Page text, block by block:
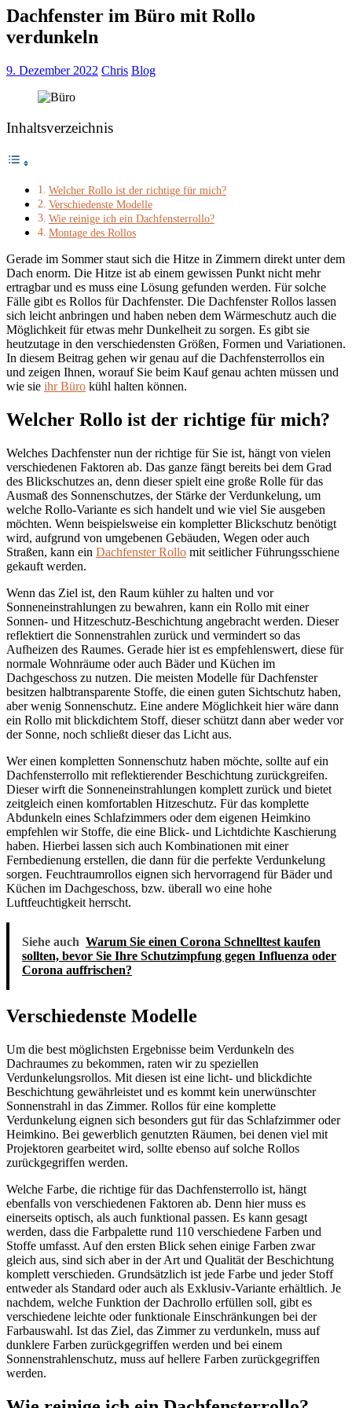
Dachfenster im Büro mit Rollo
verdunkeln
9. Dezember 2022 Chris Blog
Inhaltsverzeichnis
Welcher Rollo ist der richtige für mich?
Verschiedenste Modelle
Wie reinige ich ein Dachfensterrollo?
Montage des Rollos
Gerade im Sommer staut sich die Hitze in Zimmern direkt unter dem
Dach enorm. Die Hitze ist ab einem gewissen Punkt nicht mehr
ertragbar und es muss eine Lösung gefunden werden. Für solche
Fälle gibt es Rollos für Dachfenster. Die Dachfenster Rollos lassen
sich leicht anbringen und haben neben dem Wärmeschutz auch die
Möglichkeit für etwas mehr Dunkelheit zu sorgen. Es gibt sie
heutzutage in den verschiedensten Größen, Formen und Variationen.
In diesem Beitrag gehen wir genau auf die Dachfensterrollos ein
und zeigen Ihnen, worauf Sie beim Kauf genau achten müssen und
wie sie ihr Büro kühl halten können.
Welcher Rollo ist der richtige für mich?
Welches Dachfenster nun der richtige für Sie ist, hängt von vielen
verschiedenen Faktoren ab. Das ganze fängt bereits bei dem Grad
des Blickschutzes an, denn dieser spielt eine große Rolle für das
Ausmaß des Sonnenschutzes, der Stärke der Verdunkelung, um
welche Rollo-Variante es sich handelt und wie viel Sie ausgeben
möchten. Wenn beispielsweise ein kompletter Blickschutz benötigt
wird, aufgrund von umgebenen Gebäuden, Wegen oder auch
Straßen, kann ein Dachfenster Rollo mit seitlicher Führungsschiene
gekauft werden.
Wenn das Ziel ist, den Raum kühler zu halten und vor
Sonneneinstrahlungen zu bewahren, kann ein Rollo mit einer
Sonnen- und Hitzeschutz-Beschichtung angebracht werden. Dieser
reflektiert die Sonnenstrahlen zurück und vermindert so das
Aufheizen des Raumes. Gerade hier ist es empfehlenswert, diese für
normale Wohnräume oder auch Bäder und Küchen im
Dachgeschoss zu nutzen. Die meisten Modelle für Dachfenster
besitzen halbtransparente Stoffe, die einen guten Sichtschutz haben,
aber wenig Sonnenschutz. Eine andere Möglichkeit hier wäre dann
ein Rollo mit blickdichtem Stoff, dieser schützt dann aber weder vor
der Sonne, noch schließt dieser das Licht aus.
Wer einen kompletten Sonnenschutz haben möchte, sollte auf ein
Dachfensterrollo mit reflektierender Beschichtung zurückgreifen.
Dieser wirft die Sonneneinstrahlungen komplett zurück und bietet
zeitgleich einen komfortablen Hitzeschutz. Für das komplette
Abdunkeln eines Schlafzimmers oder dem eigenen Heimkino
empfehlen wir Stoffe, die eine Blick- und Lichtdichte Kaschierung
haben. Hierbei lassen sich auch Kombinationen mit einer
Fernbedienung erstellen, die dann für die perfekte Verdunkelung
sorgen. Feuchtraumrollos eignen sich hervorragend für Bäder und
Küchen im Dachgeschoss, bzw. überall wo eine hohe
Luftfeuchtigkeit herrscht.
Siehe auch Warum Sie einen Corona Schnelltest kaufen
sollten, bevor Sie Ihre Schutzimpfung gegen Influenza oder
Corona auffrischen?
Verschiedenste Modelle
Um die best möglichsten Ergebnisse beim Verdunkeln des
Dachraumes zu bekommen, raten wir zu speziellen
Verdunkelungsrollos. Mit diesen ist eine licht- und blickdichte
Beschichtung gewährleistet und es kommt kein unerwünschter
Sonnenstrahl in das Zimmer. Rollos für eine komplette
Verdunkelung eignen sich besonders gut für das Schlafzimmer oder
Heimkino. Bei gewerblich genutzten Räumen, bei denen viel mit
Projektoren gearbeitet wird, sollte ebenso auf solche Rollos
zurückgegriffen werden.
Welche Farbe, die richtige für das Dachfensterrollo ist, hängt
ebenfalls von verschiedenen Faktoren ab. Denn hier muss es
einerseits optisch, als auch funktional passen. Es kann gesagt
werden, dass die Farbpalette rund 110 verschiedene Farben und
Stoffe umfasst. Auf den ersten Blick sehen einige Farben zwar
gleich aus, sind sich aber in der Art und Qualität der Beschichtung
komplett verschieden. Grundsätzlich ist jede Farbe und jeder Stoff
entweder als Standard oder auch als Exklusiv-Variante erhältlich. Je
nachdem, welche Funktion der Dachrollo erfüllen soll, gibt es
verschiedene leichte oder funktionale Einschränkungen bei der
Farbauswahl. Ist das Ziel, das Zimmer zu verdunkeln, muss auf
dunklere Farben zurückgegriffen werden und bei einem
Sonnenstrahlenschutz, muss auf hellere Farben zurückgegriffen
werden.